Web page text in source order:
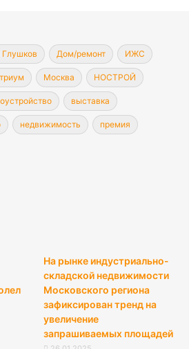
Глушков Дом/ремонт ИЖС
Москва НОСТРОЙ
выставка
недвижимость премия
На рынке индустриально-
складской недвижимости
Московского региона
зафиксирован тренд на
увеличение
запрашиваемых площадей